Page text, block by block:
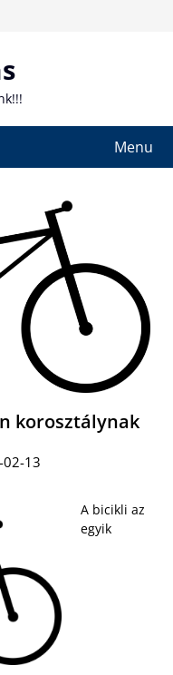
Menu
korosztálynak
02-13
A bicikli az
egyik